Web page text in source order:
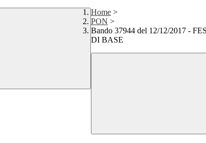
Home >
PON >
Bando 37944 del 12/12/2017 -
DI BASE